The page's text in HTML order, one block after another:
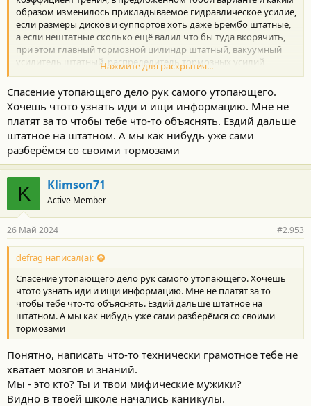
образом изменилось прикладываемое гидравлическое усилие,
если размеры дисков и суппортов хоть даже Брембо штатные,
а если нештатные сколько ещё валил что бы туда вкорячить,
при этом главный тормозной цилиндр штатный, вакуумный
усилитель штатный, распределитель тормозных усилий
штатный со штатными настройками, задние тормоза штатные.
на торможение гражданского авто и хотелось почитать как
правильно и с какой периодичностью необходимо
обслуживать такие диски.
Для подсказки обрати внимание на свежие модели
гражданских БМВ. Порше и прочие где штатно используется
тормозная система Брембо.
Жду с нетерпением.
Нажмите для раскрытия...
Спасение утопающего дело рук самого утопающего.
Хочешь чтото узнать иди и ищи информацию. Мне не
платят за то чтобы тебе что-то объяснять. Ездий дальше
штатное на штатном. А мы как нибудь уже сами
разберёмся со своими тормозами
K Klimson71
Active Member
26 Май 2024 #2.953
defrag написал(а):
Спасение утопающего дело рук самого утопающего. Хочешь
чтото узнать иди и ищи информацию. Мне не платят за то
чтобы тебе что-то объяснять. Ездий дальше штатное на
штатном. А мы как нибудь уже сами разберёмся со своими
тормозами
Понятно, написать что-то технически грамотное тебе не
хватает мозгов и знаний.
Мы - это кто? Ты и твои мифические мужики?
Видно в твоей школе начались каникулы.